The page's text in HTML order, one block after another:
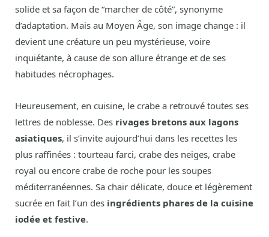
solide et sa façon de “marcher de côté”, synonyme
d’adaptation. Mais au Moyen Âge, son image change : il
devient une créature un peu mystérieuse, voire
inquiétante, à cause de son allure étrange et de ses
habitudes nécrophages.
Heureusement, en cuisine, le crabe a retrouvé toutes ses
lettres de noblesse. Des rivages bretons aux lagons
asiatiques, il s’invite aujourd’hui dans les recettes les
plus raffinées : tourteau farci, crabe des neiges, crabe
royal ou encore crabe de roche pour les soupes
méditerranéennes. Sa chair délicate, douce et légèrement
sucrée en fait l’un des ingrédients phares de la cuisine
iodée et festive.